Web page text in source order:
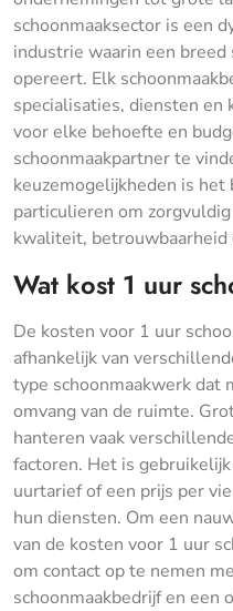
schoonmaaksector is een
industrie waarin een
opereert. Elk
specialisaties, diensten en
voor elke behoefte en
schoonmaakpartner te
keuzemogelijkheden is
particulieren om
kwaliteit, betrouwbaarheid
Wat kost 1 uur
De kosten voor 1 uur
afhankelijk van
type schoonmaakwerk dat
omvang van de ruimte.
hanteren vaak
factoren. Het is
uurtarief of een prijs per
hun diensten. Om een
van de kosten voor 1 uur
om contact op te nemen
schoonmaakbedrijf en een